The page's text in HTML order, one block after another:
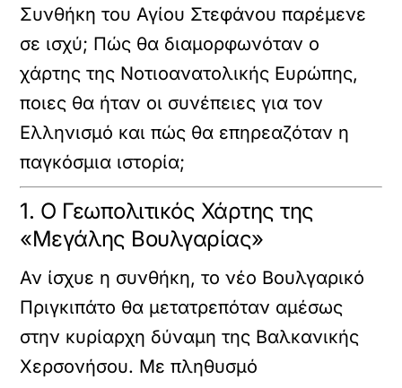
Συνθήκη του Αγίου Στεφάνου παρέμενε
σε ισχύ; Πώς θα διαμορφωνόταν ο
χάρτης της Νοτιοανατολικής Ευρώπης,
ποιες θα ήταν οι συνέπειες για τον
Ελληνισμό και πώς θα επηρεαζόταν η
παγκόσμια ιστορία;
1. Ο Γεωπολιτικός Χάρτης της
«Μεγάλης Βουλγαρίας»
Αν ίσχυε η συνθήκη, το νέο Βουλγαρικό
Πριγκιπάτο θα μετατρεπόταν αμέσως
στην κυρίαρχη δύναμη της Βαλκανικής
Χερσονήσου. Με πληθυσμό